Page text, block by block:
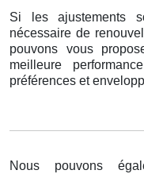
Si les ajustements
nécessaire de
pouvons vous
meilleure
préférences et
Nous pouvons